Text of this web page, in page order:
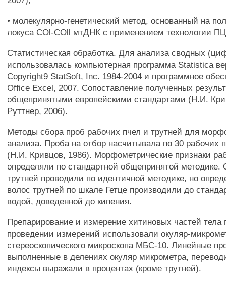
• молекулярно-генетический метод, основанный на
локуса COl-COll мтДНК с применением технологии
Статистическая обработка. Для анализа сводных
использовалась компьютерная программа Statistica
Copyright9 StatSoft, Inc. 1984-2004 и программное
Office Excel, 2007. Сопоставление полученных
общепринятыми европейскими стандартами (Н.И.
Руттнер, 2006).
Методы сбора проб рабочих пчел и трутней для
анализа. Проба на отбор насчитывала по 30 рабочих
(Н.И. Кривцов, 1986). Морфометрические признаки
определяли по стандартной общепринятой методике.
трутней проводили по идентичной методике, но
волос трутней по шкале Гетце производили до
водой, доведенной до кипения.
Препарирование и измерение хитиновых частей
проведении измерений использовали окуляр-
стереоскопического микроскопа МБС-10. Линейные
выполненные в делениях окуляр микрометра,
индексы выражали в процентах (кроме трутней).